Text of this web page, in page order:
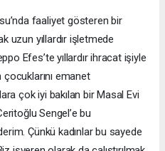
faaliyet gösteren bir
uzun yıllardır işletmede
Efes’te yıllardır ihracat işiyle
çocuklarını emanet
çok iyi bakılan bir Masal Evi
Sengel’e bu
Çünkü kadınlar bu sayede